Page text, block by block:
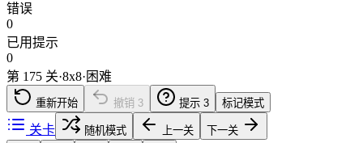
错误
0
已用提示
0
第 175 关·8x8· 困难
重新开始 撤销 3 提示 3 标记模式
关卡 随机模式 上一关
下一关